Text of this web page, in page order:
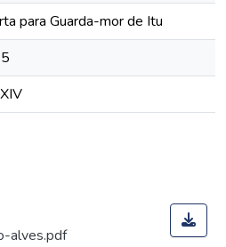
para Guarda-mor de Itu
alves.pdf